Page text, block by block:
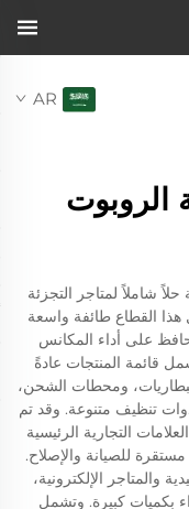
AR
الروبوت
شاملاً لمتاجر التجزئة
القطاع طائفة واسعة
على أداء المكانس
قائمة المنتجات عادةً
ومحطات الشحن،
تنظيف متنوعة. وقد تم
التجارية الرئيسية
للصيانة والإصلاح.
والمتاجر الإلكترونية،
بكميات كبيرة. وتشمل